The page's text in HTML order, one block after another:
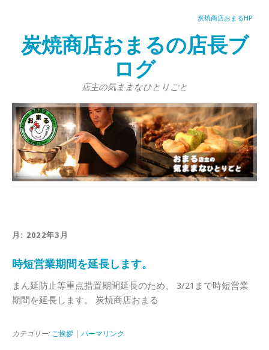
炭焼商店おまるHP
炭焼商店おまるの店長ブ
ログ
店主の気ままなひとりごと
月: 2022年3月
時短営業期間を延長します。
まん延防止等重点措置期間延長のため、 3/21まで時短営業
期間を延長します。 炭焼商店おまる
カテゴリー: ご挨拶 パーマリンク